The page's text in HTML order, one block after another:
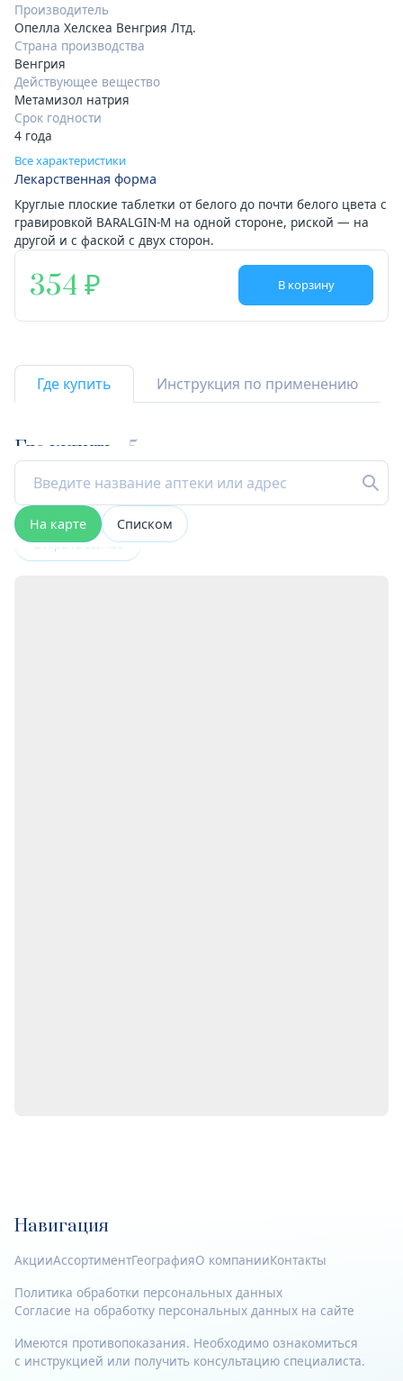
Производитель
Опелла Хелскеа Венгрия Лтд.
Страна производства
Венгрия
Действующее вещество
Метамизол натрия
Срок годности
4 года
Все характеристики
Лекарственная форма
Круглые плоские таблетки от белого до почти белого цвета с
гравировкой BARALGIN-M на одной стороне, риской — на
другой и с фаской с двух сторон.
354 В корзину
Где купить Инструкция по применению
Где купить 5
На карте Списком
Открыта сейчас
Навигация
АкцииАссортиментГеографияО компанииКонтакты
Политика обработки персональных данных
Согласие на обработку персональных данных на сайте
Имеются противопоказания. Необходимо ознакомиться
с инструкцией или получить консультацию специалиста.